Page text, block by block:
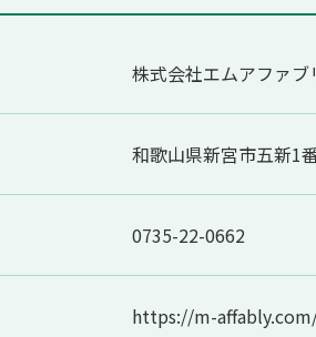
株式会社エムアファブ
和歌山県新宮市五新1
0735-22-0662
https://m-